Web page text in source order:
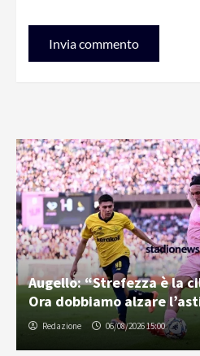
Augello: “Strefezza è la
Ora dobbiamo alzare
Redazione 06/08/2026 15:00